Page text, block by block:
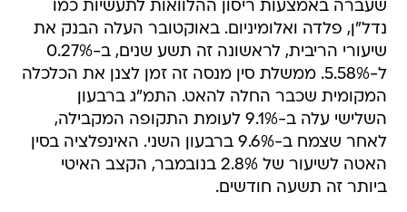
שעברה באמצעות ריסון ההלוואות לתעשיות כמו
נדל"ן, פלדה ואלומיניום. באוקטובר העלה הבנק את
שיעורי הריבית, לראשונה זה תשע שנים, ב-0.27%
ל-5.58%. ממשלת סין מנסה זה זמן לצנן את הכלכלה
המקומית שכבר החלה להאט. התמ"ג ברבעון
השלישי עלה ב-9.1% לעומת התקופה המקבילה,
לאחר שצמח ב-9.6% ברבעון השני. האינפלציה בסין
האטה לשיעור של 2.8% בנובמבר, הקצב האיטי
ביותר זה תשעה חודשים.